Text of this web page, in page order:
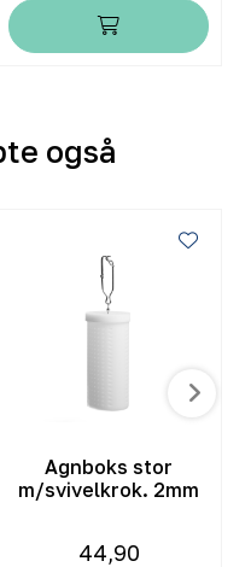
også
Agnboks stor
m/svivelkrok. 2mm
44,90